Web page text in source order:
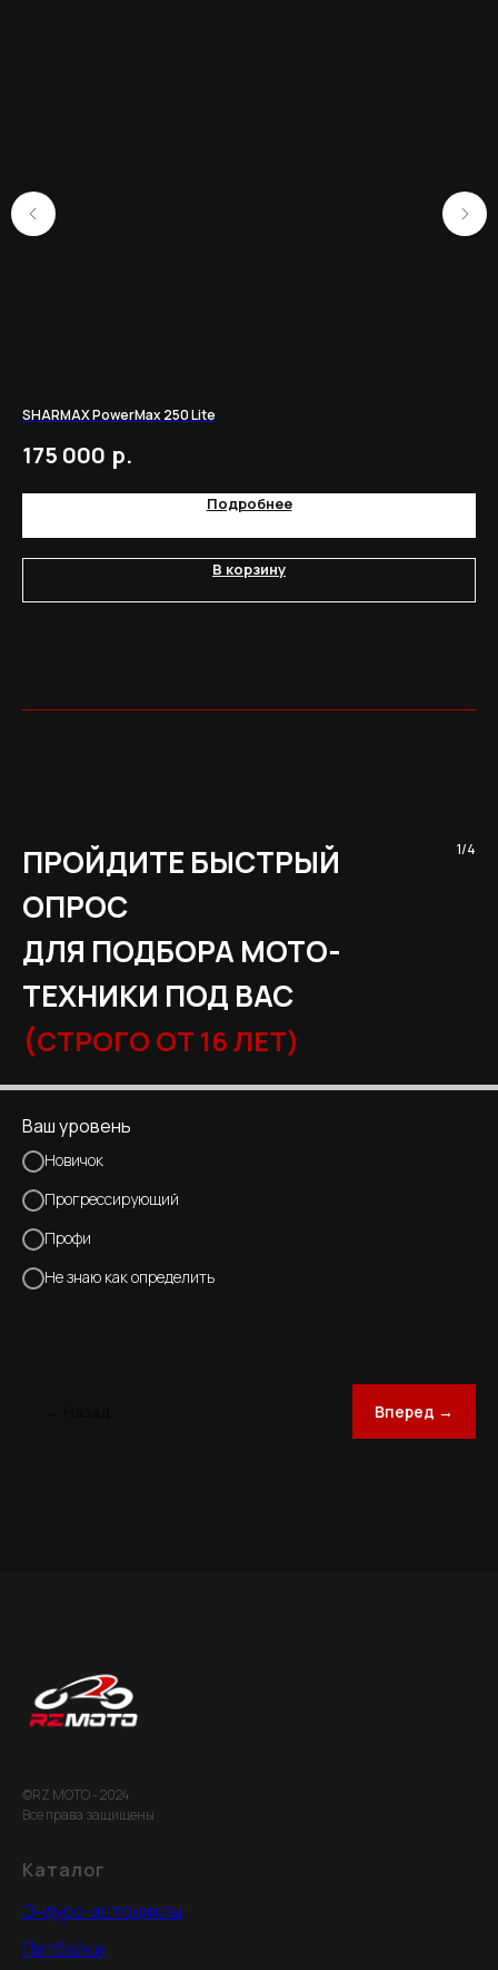
SHARMAX PowerMax 250 Lite
175 000 р.
Подробнее
В корзину
ПРОЙДИТЕ БЫСТРЫЙ
ОПРОС
ДЛЯ ПОДБОРА МОТО-
ТЕХНИКИ ПОД ВАС
(СТРОГО ОТ 16 ЛЕТ)
1/4
Ваш уровень
Новичок
Прогрессирующий
Профи
Не знаю как определить
Вперед →
©RZ MOTO - 2024
Все права защищены
Каталог
Эндуро мотоциклы
Питбайки